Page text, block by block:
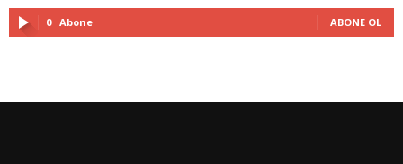
0 Abone ABONE OL